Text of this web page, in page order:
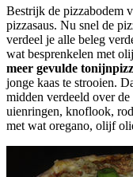
Bestrijk de pizzabodem
pizzasaus. Nu snel de
verdeel je alle beleg
wat besprenkelen met
meer gevulde
jonge kaas te strooien.
midden verdeeld over
uienringen, knoflook,
met wat oregano, olijf